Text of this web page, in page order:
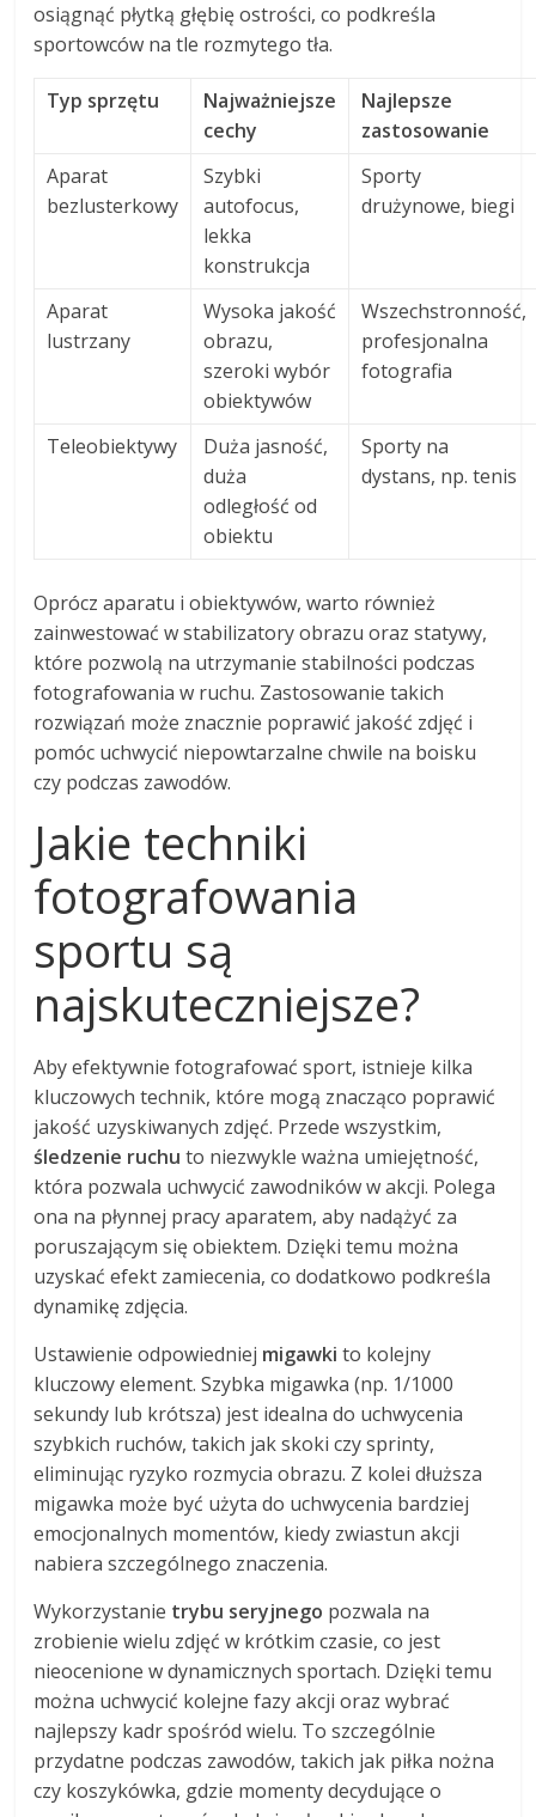
osiągnąć płytką głębię ostrości, co podkreśla
sportowców na tle rozmytego tła.
Typ sprzętu
Najważniejsze
cechy
Najlepsze
zastosowanie
Aparat
bezlusterkowy
Szybki
autofocus,
lekka
konstrukcja
Sporty
drużynowe, biegi
Aparat
lustrzany
Wysoka jakość
obrazu,
szeroki wybór
obiektywów
Wszechstronność,
profesjonalna
fotografia
Teleobiektywy
Duża jasność,
duża
odległość od
obiektu
Sporty na
dystans, np. tenis
Oprócz aparatu i obiektywów, warto również
zainwestować w stabilizatory obrazu oraz statywy,
które pozwolą na utrzymanie stabilności podczas
fotografowania w ruchu. Zastosowanie takich
rozwiązań może znacznie poprawić jakość zdjęć i
pomóc uchwycić niepowtarzalne chwile na boisku
czy podczas zawodów.
Jakie techniki
fotografowania
sportu są
najskuteczniejsze?
Aby efektywnie fotografować sport, istnieje kilka
kluczowych technik, które mogą znacząco poprawić
jakość uzyskiwanych zdjęć. Przede wszystkim,
śledzenie ruchu to niezwykle ważna umiejętność,
która pozwala uchwycić zawodników w akcji. Polega
ona na płynnej pracy aparatem, aby nadążyć za
poruszającym się obiektem. Dzięki temu można
uzyskać efekt zamiecenia, co dodatkowo podkreśla
dynamikę zdjęcia.
Ustawienie odpowiedniej migawki to kolejny
kluczowy element. Szybka migawka (np. 1/1000
sekundy lub krótsza) jest idealna do uchwycenia
szybkich ruchów, takich jak skoki czy sprinty,
eliminując ryzyko rozmycia obrazu. Z kolei dłuższa
migawka może być użyta do uchwycenia bardziej
emocjonalnych momentów, kiedy zwiastun akcji
nabiera szczególnego znaczenia.
Wykorzystanie trybu seryjnego pozwala na
zrobienie wielu zdjęć w krótkim czasie, co jest
nieocenione w dynamicznych sportach. Dzięki temu
można uchwycić kolejne fazy akcji oraz wybrać
najlepszy kadr spośród wielu. To szczególnie
przydatne podczas zawodów, takich jak piłka nożna
czy koszykówka, gdzie momenty decydujące o